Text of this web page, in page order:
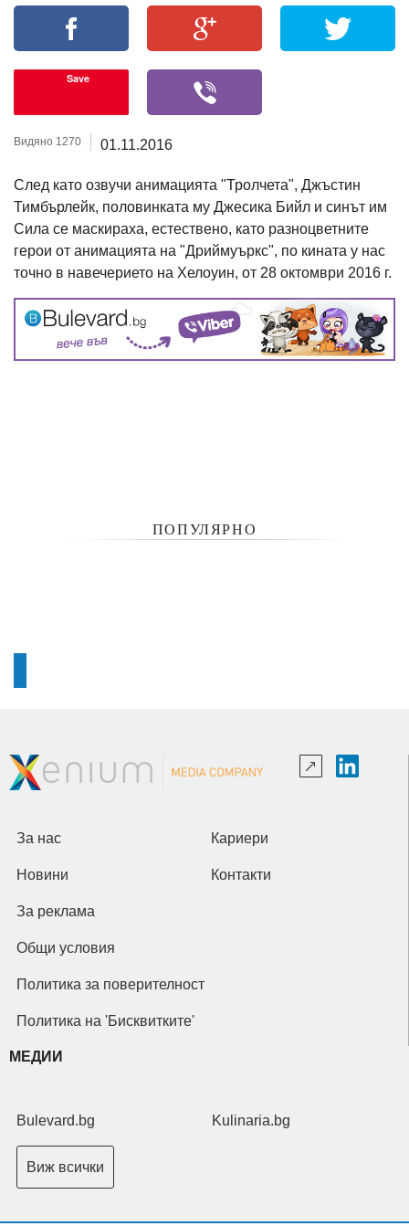
Save
Видяно 1270 01.11.2016
След като озвучи анимацията "Тролчета", Джъстин
Тимбърлейк, половинката му Джесика Бийл и синът им
Сила се маскираха, естествено, като разноцветните
герои от анимацията на "Дриймуъркс", по кината у нас
точно в навечерието на Хелоуин, от 28 октомври 2016 г.
ПОПУЛЯРНО
За нас Кариери
Новини Контакти
За реклама
Общи условия
Политика за поверителност
Политика на 'Бисквитките'
МЕДИИ
Bulevard.bg Kulinaria.bg
Виж всички